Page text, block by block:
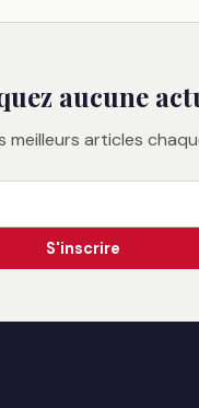
aucune
meilleurs articles
S'inscrire